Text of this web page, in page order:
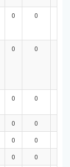
0 0
0 0
0 0
0 0
0 0
0 0